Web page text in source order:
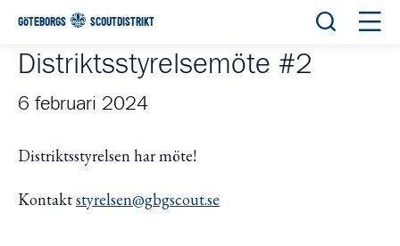
GÖTEBORGS SCOUTDISTRIKT Öppna
Distriktsstyrelsemöte #2
6 februari 2024
Distriktsstyrelsen har möte!
Kontaktstyrelsen@gbgscout.se